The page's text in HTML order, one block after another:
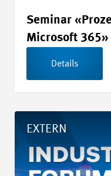
Seminar
Microsoft 365»
Details
EXTERN
Details 13.